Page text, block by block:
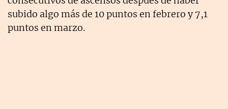
subido algo más de 10 puntos en febrero y 7,1
puntos en marzo.